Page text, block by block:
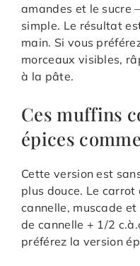
amandes et le sucre
simple. Le résultat
main. Si vous
morceaux visibles,
à la pâte.
Ces muffins
épices
Cette version est
plus douce. Le
cannelle, muscade
de cannelle + 1/2
préférez la version